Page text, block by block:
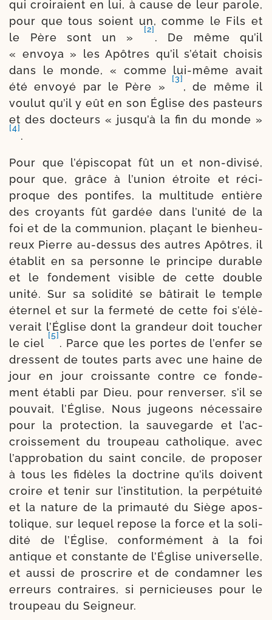
qui croi­raient en lui, à cause de leur parole,
pour que tous soient un, comme le Fils et
le Père sont un »
[2]
. De même qu’il
« envoya » les Apôtres qu’il s’é­tait choi­sis
dans le monde, « comme lui-​même avait
été envoyé par le Père »
[3]
, de même il
vou­lut qu’il y eût en son Église des pas­teurs
et des doc­teurs « jus­qu’à la fin du monde »
[4]
.
Pour que l’é­pis­co­pat fût un et non-​divisé,
pour que, grâce à l’u­nion étroite et réci­
proque des pon­tifes, la mul­ti­tude entière
des croyants fût gar­dée dans l’u­ni­té de la
foi et de la com­mu­nion, pla­çant le bien­heu­
reux Pierre au-​dessus des autres Apôtres, il
éta­blit en sa per­sonne le prin­cipe durable
et le fon­de­ment visible de cette double
uni­té. Sur sa soli­di­té se bâti­rait le temple
éter­nel et sur la fer­me­té de cette foi s’é­lè­
ve­rait l’Église dont la gran­deur doit tou­cher
le ciel
[5]
. Parce que les portes de l’en­fer se
dressent de toutes parts avec une haine de
jour en jour crois­sante contre ce fon­de­
ment éta­bli par Dieu, pour ren­ver­ser, s’il se
pou­vait, l’Église, Nous jugeons néces­saire
pour la pro­tec­tion, la sau­ve­garde et l’ac­
crois­se­ment du trou­peau catho­lique, avec
l’ap­pro­ba­tion du saint concile, de pro­po­ser
à tous les fidèles la doc­trine qu’ils doivent
croire et tenir sur l’ins­ti­tu­tion, la per­pé­tui­té
et la nature de la pri­mau­té du Siège apos­
to­lique, sur lequel repose la force et la soli­
di­té de l’Église, confor­mé­ment à la foi
antique et constante de l’Église uni­ver­selle,
et aus­si de pros­crire et de condam­ner les
erreurs contraires, si per­ni­cieuses pour le
trou­peau du Seigneur.